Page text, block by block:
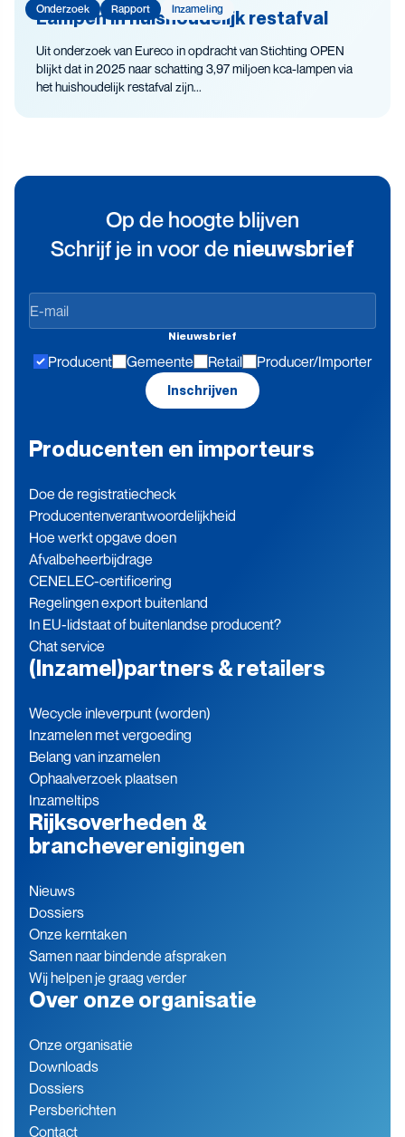
Onderzoek Rapport Inzameling
Lampen in huishoudelijk restafval
Uit onderzoek van Eureco in opdracht van Stichting OPEN
blijkt dat in 2025 naar schatting 3,97 miljoen kca-lampen via
het huishoudelijk restafval zijn...
Op de hoogte blijven
Schrijf je in voor de nieuwsbrief
Op
de
blijven
Nieuwsbrief
Producent Gemeente Retail Producer/Importer
Inschrijven
Producenten en importeurs
Doe de registratiecheck
Producenten­verantwoordelijkheid
Hoe werkt opgave doen
Afvalbeheerbijdrage
CENELEC-certificering
Regelingen export buitenland
In EU-lidstaat of buitenlandse producent?
Chat service
(Inzamel)partners & retailers
Wecycle inleverpunt (worden)
Inzamelen met vergoeding
Belang van inzamelen
Ophaalverzoek plaatsen
Inzameltips
Rijksoverheden &
brancheverenigingen
Nieuws
Dossiers
Onze kerntaken
Samen naar bindende afspraken
Wij helpen je graag verder
Over onze organisatie
Onze organisatie
Downloads
Dossiers
Persberichten
Contact